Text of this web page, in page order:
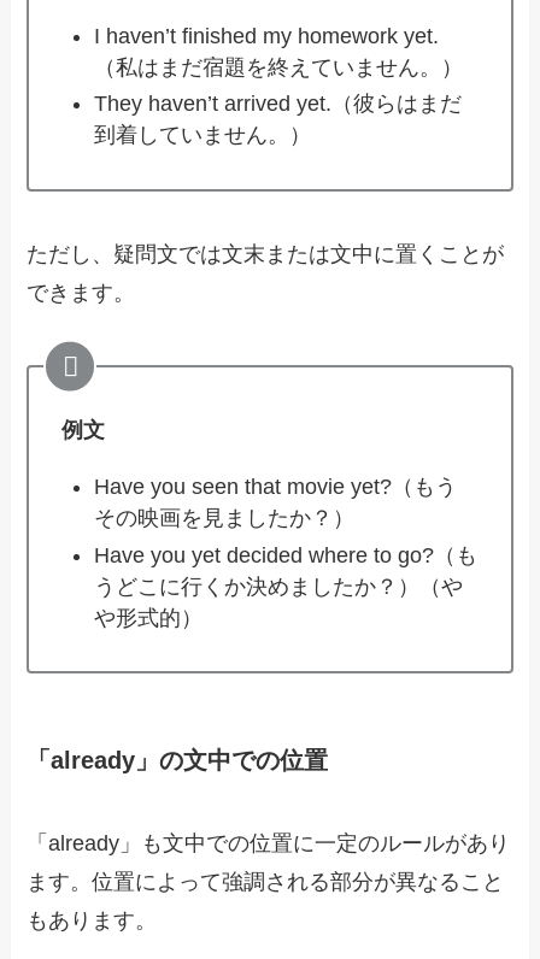
I haven’t finished my homework yet.
（私はまだ宿題を終えていません。）
They haven’t arrived yet.（彼らはまだ
到着していません。）
ただし、疑問文では文末または文中に置くことが
できます。
例文
Have you seen that movie yet?（もう
その映画を見ましたか？）
Have you yet decided where to go?（も
うどこに行くか決めましたか？）（や
や形式的）
「already」の文中での位置
「already」も文中での位置に一定のルールがあり
ます。位置によって強調される部分が異なること
もあります。